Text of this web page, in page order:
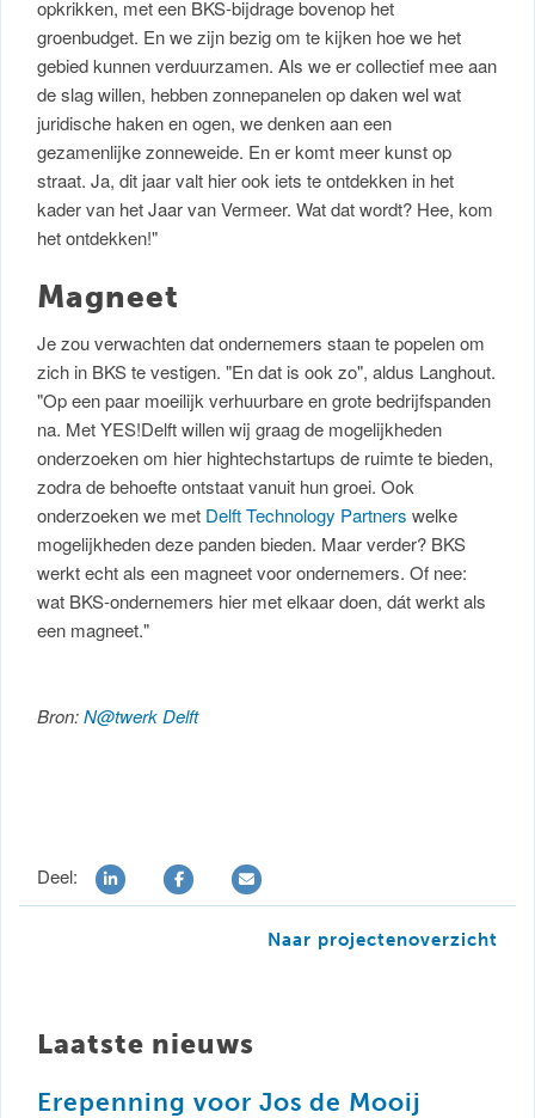
opkrikken, met een BKS-bijdrage bovenop het
groenbudget. En we zijn bezig om te kijken hoe we het
gebied kunnen verduurzamen. Als we er collectief mee aan
de slag willen, hebben zonnepanelen op daken wel wat
juridische haken en ogen, we denken aan een
gezamenlijke zonneweide. En er komt meer kunst op
straat. Ja, dit jaar valt hier ook iets te ontdekken in het
kader van het Jaar van Vermeer. Wat dat wordt? Hee, kom
het ontdekken!"
Magneet
Je zou verwachten dat ondernemers staan te popelen om
zich in BKS te vestigen. "En dat is ook zo", aldus Langhout.
"Op een paar moeilijk verhuurbare en grote bedrijfspanden
na. Met YES!Delft willen wij graag de mogelijkheden
onderzoeken om hier hightechstartups de ruimte te bieden,
zodra de behoefte ontstaat vanuit hun groei. Ook
onderzoeken we met Delft Technology Partners welke
mogelijkheden deze panden bieden. Maar verder? BKS
werkt echt als een magneet voor ondernemers. Of nee:
wat BKS-ondernemers hier met elkaar doen, dát werkt als
een magneet."
Bron:N@twerk Delft
Deel:
Naar projectenoverzicht
Laatste nieuws
Erepenning voor Jos de Mooij